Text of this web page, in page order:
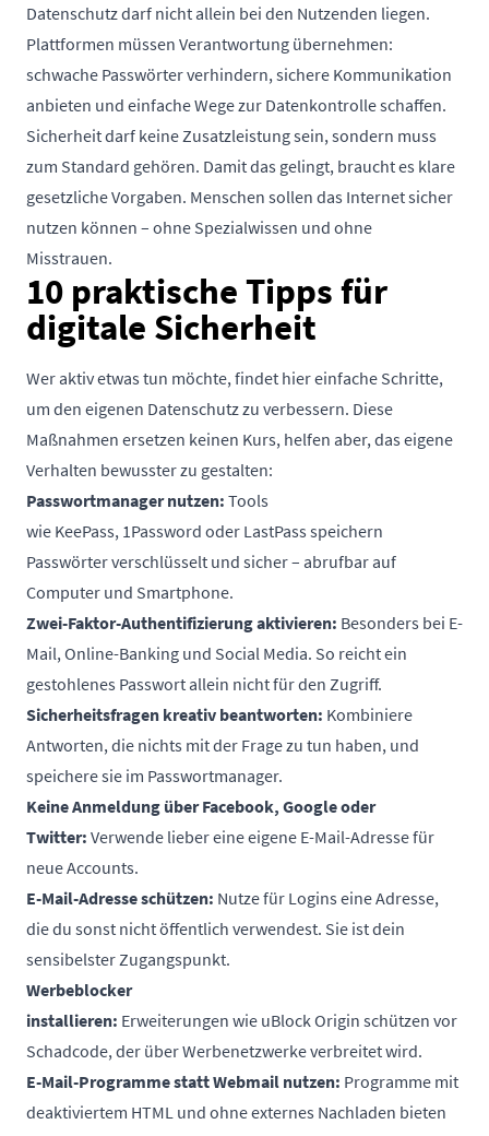
Datenschutz darf nicht allein bei den Nutzenden liegen.
Plattformen müssen Verantwortung übernehmen:
schwache Passwörter verhindern, sichere Kommunikation
anbieten und einfache Wege zur Datenkontrolle schaffen.
Sicherheit darf keine Zusatzleistung sein, sondern muss
zum Standard gehören. Damit das gelingt, braucht es klare
gesetzliche Vorgaben. Menschen sollen das Internet sicher
nutzen können – ohne Spezialwissen und ohne
Misstrauen.
10 praktische Tipps für
digitale Sicherheit
Wer aktiv etwas tun möchte, findet hier einfache Schritte,
um den eigenen Datenschutz zu verbessern. Diese
Maßnahmen ersetzen keinen Kurs, helfen aber, das eigene
Verhalten bewusster zu gestalten:
Passwortmanager nutzen: Tools
wie KeePass, 1Password oder LastPass speichern
Passwörter verschlüsselt und sicher – abrufbar auf
Computer und Smartphone.
Zwei-Faktor-Authentifizierung aktivieren: Besonders bei E-
Mail, Online-Banking und Social Media. So reicht ein
gestohlenes Passwort allein nicht für den Zugriff.
Sicherheitsfragen kreativ beantworten: Kombiniere
Antworten, die nichts mit der Frage zu tun haben, und
speichere sie im Passwortmanager.
Keine Anmeldung über Facebook, Google oder
Twitter: Verwende lieber eine eigene E-Mail-Adresse für
neue Accounts.
E-Mail-Adresse schützen: Nutze für Logins eine Adresse,
die du sonst nicht öffentlich verwendest. Sie ist dein
sensibelster Zugangspunkt.
Werbeblocker
installieren: Erweiterungen wie uBlock Origin schützen vor
Schadcode, der über Werbenetzwerke verbreitet wird.
E-Mail-Programme statt Webmail nutzen: Programme mit
deaktiviertem HTML und ohne externes Nachladen bieten